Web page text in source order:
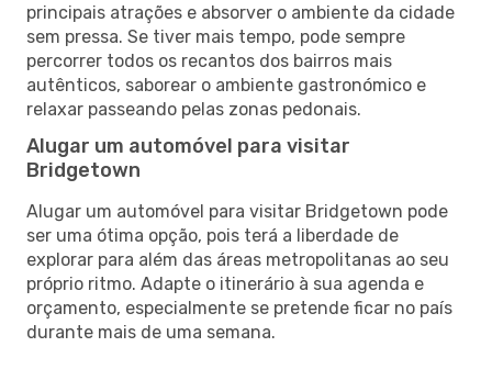
principais atrações e absorver o ambiente da cidade
sem pressa. Se tiver mais tempo, pode sempre
percorrer todos os recantos dos bairros mais
autênticos, saborear o ambiente gastronómico e
relaxar passeando pelas zonas pedonais.
Alugar um automóvel para visitar
Bridgetown
Alugar um automóvel para visitar Bridgetown pode
ser uma ótima opção, pois terá a liberdade de
explorar para além das áreas metropolitanas ao seu
próprio ritmo. Adapte o itinerário à sua agenda e
orçamento, especialmente se pretende ficar no país
durante mais de uma semana.